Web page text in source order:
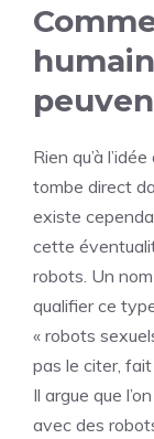
Rien qu’à
tombe direct
existe
cette
robots. Un
qualifier ce
« robots
pas le citer,
Il argue que
avec des